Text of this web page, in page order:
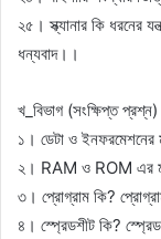
২৫। স্ক্যানার কি ধরনের
ধন্যবাদ।।
খ_বিভাগ (সংক্ষিপ্ত প্রশ্ন)
১। ডেটা ও ইনফরমেশনের
২। RAM ও ROM এর
৩। প্রোগ্রাম কি?
৪। স্প্রেডশীট কি?